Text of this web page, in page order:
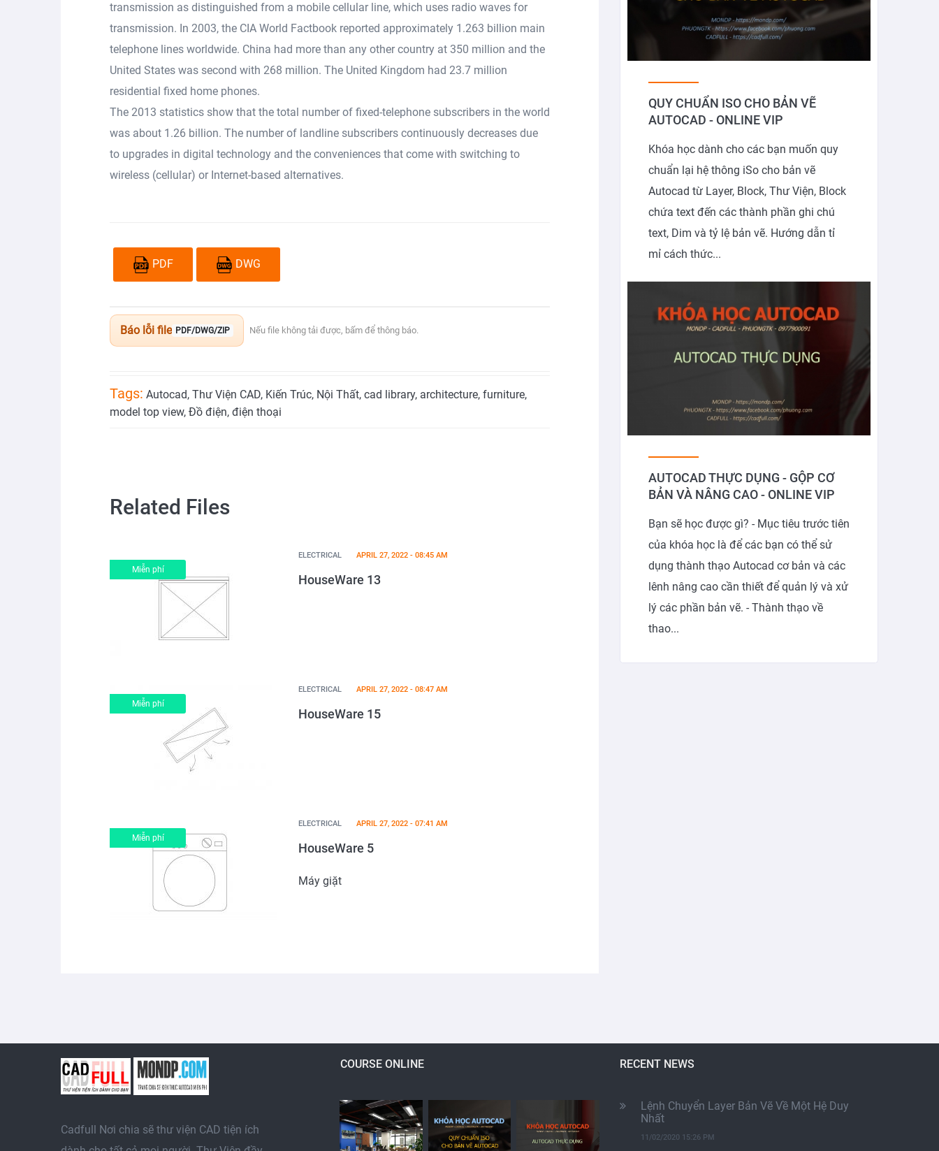
transmission as distinguished from a mobile cellular line, which uses radio waves for
transmission. In 2003, the CIA World Factbook reported approximately 1.263 billion main
telephone lines worldwide. China had more than any other country at 350 million and the
United States was second with 268 million. The United Kingdom had 23.7 million
residential fixed home phones.
The 2013 statistics show that the total number of fixed-telephone subscribers in the world
was about 1.26 billion. The number of landline subscribers continuously decreases due
to upgrades in digital technology and the conveniences that come with switching to
wireless (cellular) or Internet-based alternatives.
PDF DWG
Báo lỗi file PDF/DWG/ZIP Nếu file không tải được, bấm để thông báo.
Tags: Autocad, Thư Viện CAD, Kiến Trúc, Nội Thất, cad library, architecture, furniture,
model top view, Đồ điện, điện thoại
Related Files
Miễn phí
ELECTRICAL APRIL 27, 2022 - 08:45 AM
HouseWare 13
Miễn phí
ELECTRICAL APRIL 27, 2022 - 08:47 AM
HouseWare 15
Miễn phí
ELECTRICAL APRIL 27, 2022 - 07:41 AM
HouseWare 5
Máy giặt
QUY CHUẨN ISO CHO BẢN VẼ
AUTOCAD - ONLINE VIP
Khóa học dành cho các bạn muốn quy
chuẩn lại hệ thông iSo cho bản vẽ
Autocad từ Layer, Block, Thư Viện, Block
chứa text đến các thành phần ghi chú
text, Dim và tỷ lệ bản vẽ. Hướng dẫn tỉ
mỉ cách thức...
AUTOCAD THỰC DỤNG - GỘP CƠ
BẢN VÀ NÂNG CAO - ONLINE VIP
Bạn sẽ học được gì? - Mục tiêu trước tiên
của khóa học là để các bạn có thể sử
dụng thành thạo Autocad cơ bản và các
lênh nâng cao cần thiết để quản lý và xử
lý các phần bản vẽ. - Thành thạo về
thao...
Cadfull Nơi chia sẽ thư viện CAD tiện ích
COURSE ONLINE RECENT NEWS
Lệnh Chuyển Layer Bản Vẽ Về Một Hệ Duy
Nhất
11/02/2020 15:26 PM